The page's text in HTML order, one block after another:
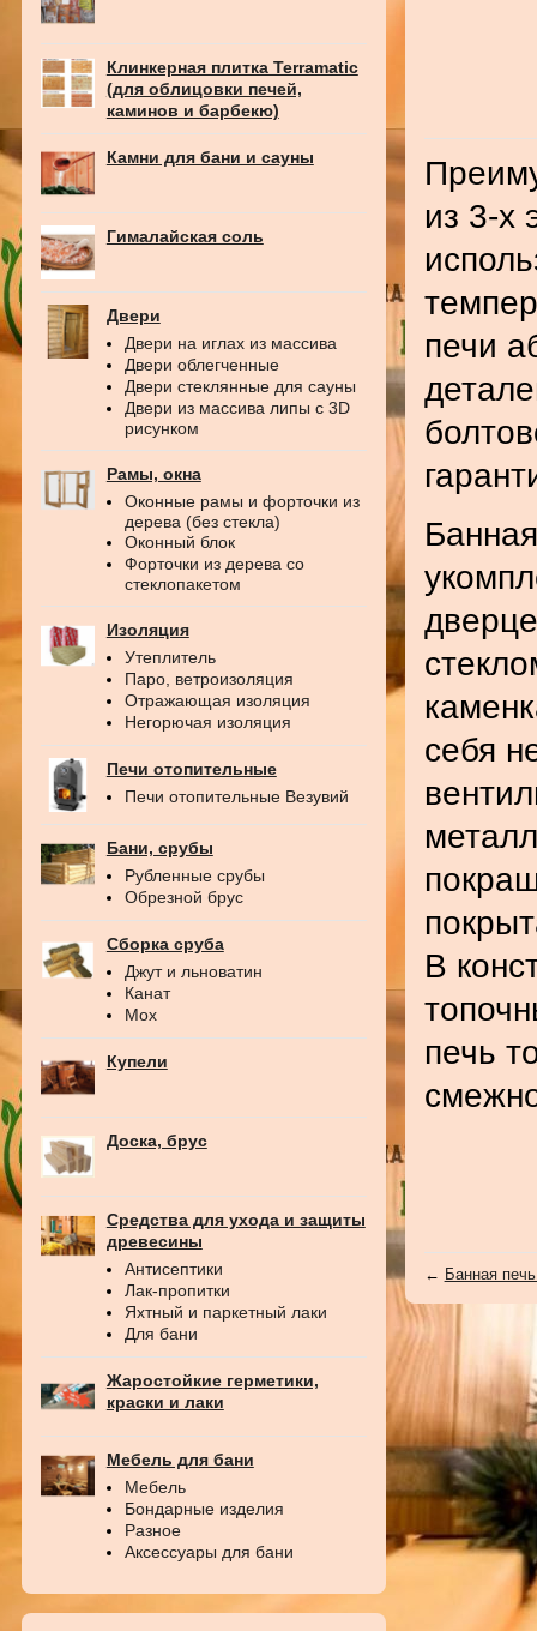
Клинкерная плитка Terramatic
(для облицовки печей,
каминов и барбекю)
Камни для бани и сауны
Гималайская соль
Двери
Двери на иглах из массива
Двери облегченные
Двери стеклянные для сауны
Двери из массива липы с 3D
рисунком
Рамы, окна
Оконные рамы и форточки из
дерева (без стекла)
Оконный блок
Форточки из дерева со
стеклопакетом
Изоляция
Утеплитель
Паро, ветроизоляция
Отражающая изоляция
Негорючая изоляция
Печи отопительные
Печи отопительные Везувий
Бани, срубы
Рубленные срубы
Обрезной брус
Сборка сруба
Джут и льноватин
Канат
Мох
Купели
Доска, брус
Средства для ухода и защиты
древесины
Антисептики
Лак-пропитки
Яхтный и паркетный лаки
Для бани
Жаростойкие герметики,
краски и лаки
Мебель для бани
Мебель
Бондарные изделия
Разное
Аксессуары для бани
из 3-х
печи
себя
В
печь
← Банная